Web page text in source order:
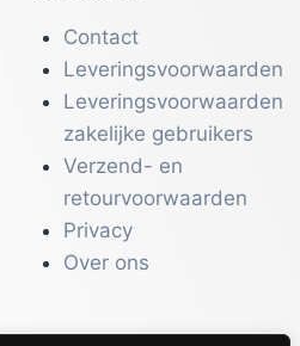
Contact
Leveringsvoorwaarden
Leveringsvoorwaarden
zakelijke gebruikers
Verzend- en
retourvoorwaarden
Privacy
Over ons